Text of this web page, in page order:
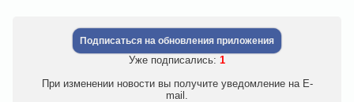
Подписаться на обновления приложения
Уже подписались: 1
При изменении новости вы получите уведомление на E-
mail.